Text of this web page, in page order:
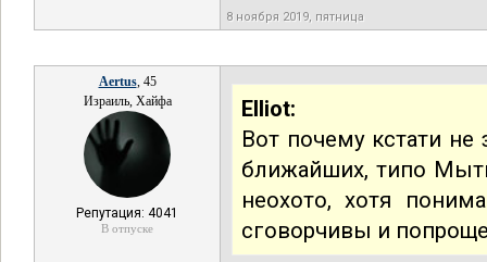
8 ноября 2019, пятница
Aertus, 45
Израиль, Хайфа
Репутация: 4041
В отпуске
Elliot:
Вот почему кстати
ближайших, типо
неохото, хотя
сговорчивы и